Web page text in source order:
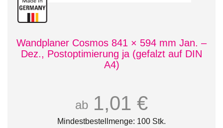
Wandplaner Cosmos 841 × 594 mm Jan. –
Dez., Postoptimierung ja (gefalzt auf DIN
A4)
ab 1,01 €
Mindestbestellmenge: 100 Stk.